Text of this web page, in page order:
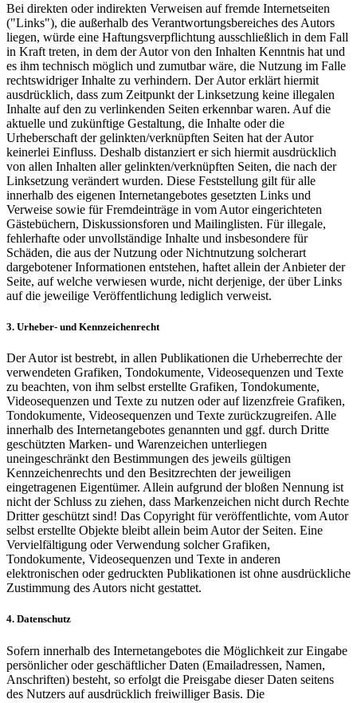
Bei direkten oder indirekten Verweisen auf fremde Internetseiten
("Links"), die außerhalb des Verantwortungsbereiches des Autors
liegen, würde eine Haftungsverpflichtung ausschließlich in dem Fall
in Kraft treten, in dem der Autor von den Inhalten Kenntnis hat und
es ihm technisch möglich und zumutbar wäre, die Nutzung im Falle
rechtswidriger Inhalte zu verhindern. Der Autor erklärt hiermit
ausdrücklich, dass zum Zeitpunkt der Linksetzung keine illegalen
Inhalte auf den zu verlinkenden Seiten erkennbar waren. Auf die
aktuelle und zukünftige Gestaltung, die Inhalte oder die
Urheberschaft der gelinkten/verknüpften Seiten hat der Autor
keinerlei Einfluss. Deshalb distanziert er sich hiermit ausdrücklich
von allen Inhalten aller gelinkten/verknüpften Seiten, die nach der
Linksetzung verändert wurden. Diese Feststellung gilt für alle
innerhalb des eigenen Internetangebotes gesetzten Links und
Verweise sowie für Fremdeinträge in vom Autor eingerichteten
Gästebüchern, Diskussionsforen und Mailinglisten. Für illegale,
fehlerhafte oder unvollständige Inhalte und insbesondere für
Schäden, die aus der Nutzung oder Nichtnutzung solcherart
dargebotener Informationen entstehen, haftet allein der Anbieter der
Seite, auf welche verwiesen wurde, nicht derjenige, der über Links
auf die jeweilige Veröffentlichung lediglich verweist.
3. Urheber- und Kennzeichenrecht
Der Autor ist bestrebt, in allen Publikationen die Urheberrechte der
verwendeten Grafiken, Tondokumente, Videosequenzen und Texte
zu beachten, von ihm selbst erstellte Grafiken, Tondokumente,
Videosequenzen und Texte zu nutzen oder auf lizenzfreie Grafiken,
Tondokumente, Videosequenzen und Texte zurückzugreifen. Alle
innerhalb des Internetangebotes genannten und ggf. durch Dritte
geschützten Marken- und Warenzeichen unterliegen
uneingeschränkt den Bestimmungen des jeweils gültigen
Kennzeichenrechts und den Besitzrechten der jeweiligen
eingetragenen Eigentümer. Allein aufgrund der bloßen Nennung ist
nicht der Schluss zu ziehen, dass Markenzeichen nicht durch Rechte
Dritter geschützt sind! Das Copyright für veröffentlichte, vom Autor
selbst erstellte Objekte bleibt allein beim Autor der Seiten. Eine
Vervielfältigung oder Verwendung solcher Grafiken,
Tondokumente, Videosequenzen und Texte in anderen
elektronischen oder gedruckten Publikationen ist ohne ausdrückliche
Zustimmung des Autors nicht gestattet.
4. Datenschutz
Sofern innerhalb des Internetangebotes die Möglichkeit zur Eingabe
persönlicher oder geschäftlicher Daten (Emailadressen, Namen,
Anschriften) besteht, so erfolgt die Preisgabe dieser Daten seitens
des Nutzers auf ausdrücklich freiwilliger Basis. Die